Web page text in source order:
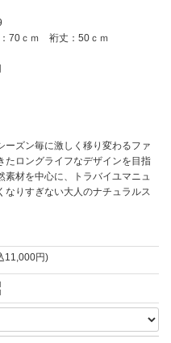
70ｃｍ 裄丈：50ｃｍ
ーズン毎に激しく移り変わるファ
たロングライフなデザインを目指
材を中心に、トラバイユマニュ
なりすぎない大人のナチュラルス
11,000円)